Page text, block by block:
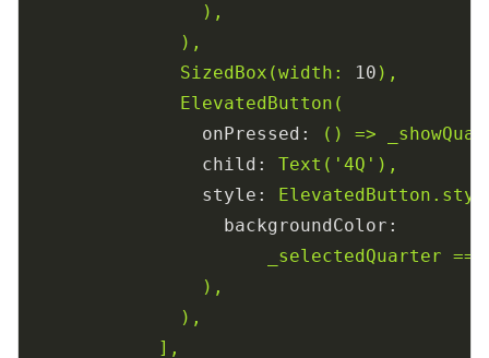
),
),
SizedBox(width:
10 ),
ElevatedButton(
onPressed:
() =>
child:
Text('4Q'),
style:
backgroundColor:
_selectedQuarter ==
),
),
],